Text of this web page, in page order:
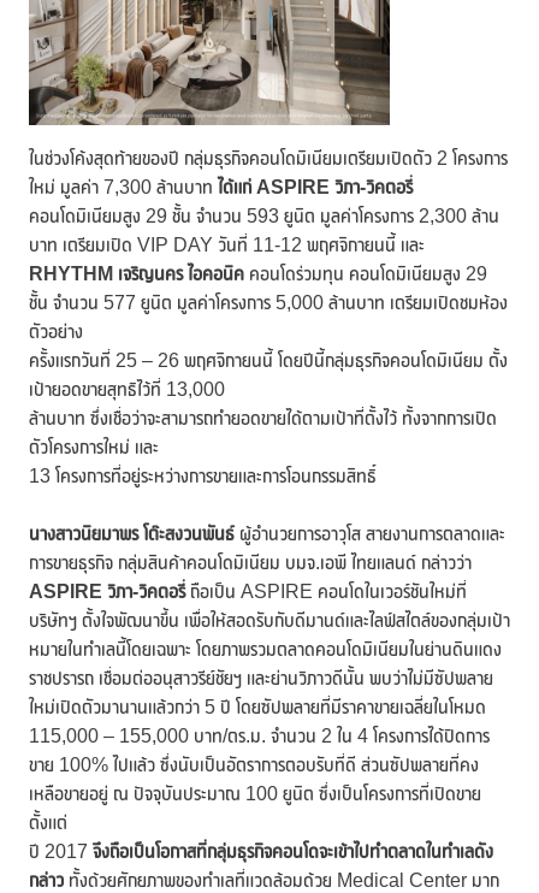
ในช่วงโค้งสุดท้ายของปี กลุ่มธุรกิจคอนโดมิเนียมเตรียมเปิดตัว 2 โครงการ
ใหม่ มูลค่า 7,300 ล้านบาท ได้แก่ ASPIRE วิภา-วิคตอรี่
คอนโดมิเนียมสูง 29 ชั้น จำนวน 593 ยูนิต มูลค่าโครงการ 2,300 ล้าน
บาท เตรียมเปิด VIP DAY วันที่ 11-12 พฤศจิกายนนี้ และ
RHYTHM เจริญนคร ไอคอนิค คอนโดร่วมทุน คอนโดมิเนียมสูง 29
ชั้น จำนวน 577 ยูนิต มูลค่าโครงการ 5,000 ล้านบาท เตรียมเปิดชมห้อง
ตัวอย่าง
ครั้งแรกวันที่ 25 – 26 พฤศจิกายนนี้ โดยปีนี้กลุ่มธุรกิจคอนโดมิเนียม ตั้ง
เป้ายอดขายสุทธิไว้ที่ 13,000
ล้านบาท ซึ่งเชื่อว่าจะสามารถทำยอดขายได้ตามเป้าที่ตั้งไว้ ทั้งจากการเปิด
ตัวโครงการใหม่ และ
13 โครงการที่อยู่ระหว่างการขายและการโอนกรรมสิทธิ์
นางสาวนิยมาพร โต๊ะสงวนพันธ์ผู้อำนวยการอาวุโส สายงานการตลาดและ
การขายธุรกิจ กลุ่มสินค้าคอนโดมิเนียม บมจ.เอพี ไทยแลนด์ กล่าวว่า
ASPIRE วิภา-วิคตอรี่ถือเป็น ASPIRE คอนโดในเวอร์ชันใหม่ที่
บริษัทฯ ตั้งใจพัฒนาขึ้น เพื่อให้สอดรับกับดีมานด์และไลฟ์สไตล์ของกลุ่มเป้า
หมายในทำเลนี้โดยเฉพาะ โดยภาพรวมตลาดคอนโดมิเนียมในย่านดินแดง
ราชปรารถ เชื่อมต่ออนุสาวรีย์ชัยฯ และย่านวิภาวดีนั้น พบว่าไม่มีซัปพลาย
ใหม่เปิดตัวมานานแล้วกว่า 5 ปี โดยซัปพลายที่มีราคาขายเฉลี่ยในโหมด
115,000 – 155,000 บาท/ตร.ม. จำนวน 2 ใน 4 โครงการได้ปิดการ
ขาย 100% ไปแล้ว ซึ่งนับเป็นอัตราการตอบรับที่ดี ส่วนซัปพลายที่คง
เหลือขายอยู่ ณ ปัจจุบันประมาณ 100 ยูนิต ซึ่งเป็นโครงการที่เปิดขาย
ตั้งแต่
ปี 2017 จึงถือเป็นโอกาสที่กลุ่มธุรกิจคอนโดจะเข้าไปทำตลาดในทำเลดัง
กล่าว ทั้งด้วยศักยภาพของทำเลที่แวดล้อมด้วย Medical Center มาก